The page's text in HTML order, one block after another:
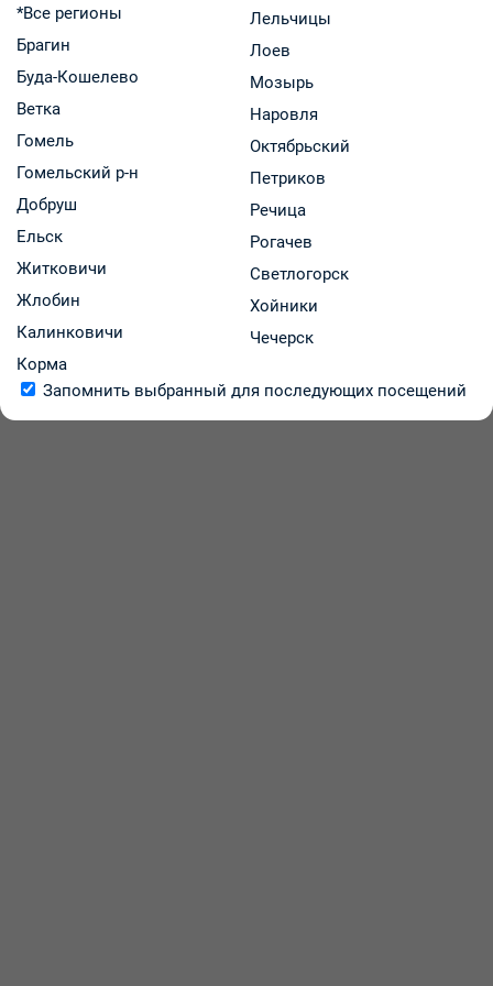
ОАО "Борисовский завод медицинских препаратов"
4.66 р.
- В корзину
1
*Все регионы
Брагин
Буда-Кошелево
Ветка
Гомель
Гомельский р-н
Добруш
Ельск
Житковичи
Жлобин
Калинковичи
Корма
Лельчицы
Лоев
Мозырь
Наровля
Октябрьский
Петриков
Речица
Рогачев
Светлогорск
Хойники
Чечерск
Запомнить выбранный для последующих посещений